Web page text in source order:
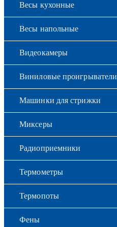
Весы кухонные
Весы напольные
Видеокамеры
Виниловые проигрыватели
Машинки для стрижки
Миксеры
Радиоприемники
Термометры
Термопоты
Фены